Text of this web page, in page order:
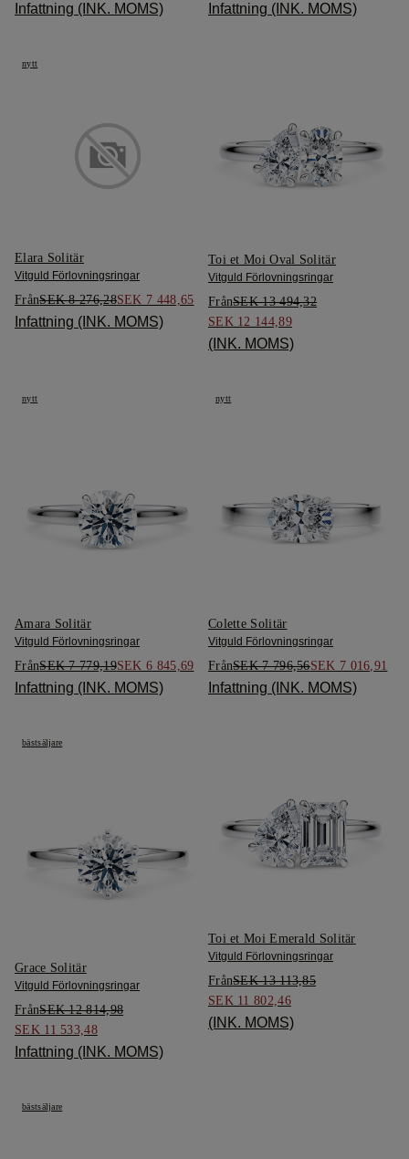
Infattning (INK. MOMS) Infattning (INK. MOMS)
nytt
Elara Solitär
Vitguld Förlovningsringar
FrånSEK 8 276,28SEK 7 448,65
Infattning (INK. MOMS)
Toi et Moi Oval Solitär
Vitguld Förlovningsringar
FrånSEK 13 494,32
SEK 12 144,89
(INK. MOMS)
nytt
Amara Solitär
Vitguld Förlovningsringar
FrånSEK 7 779,19SEK 6 845,69
Infattning (INK. MOMS)
nytt
Colette Solitär
Vitguld Förlovningsringar
FrånSEK 7 796,56SEK 7 016,91
Infattning (INK. MOMS)
bästsäljare
Grace Solitär
Vitguld Förlovningsringar
FrånSEK 12 814,98
SEK 11 533,48
Infattning (INK. MOMS)
Toi et Moi Emerald Solitär
Vitguld Förlovningsringar
FrånSEK 13 113,85
SEK 11 802,46
(INK. MOMS)
bästsäljare